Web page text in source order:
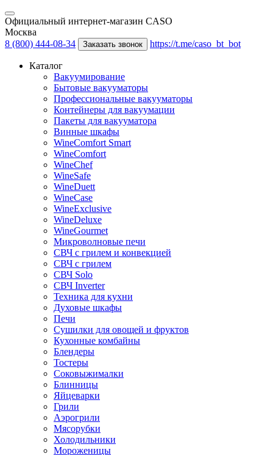
Официальный интернет-магазин CASO
Москва
8 (800) 444-08-34
Заказать звонок https://t.me/caso_bt_bot
Каталог
Вакуумирование
Бытовые вакууматоры
Профессиональные вакууматоры
Контейнеры для вакуумации
Пакеты для вакууматора
Винные шкафы
WineComfort Smart
WineComfort
WineChef
WineSafe
WineDuett
WineCase
WineExclusive
WineDeluxe
WineGourmet
Микроволновые печи
СВЧ с грилем и конвекцией
СВЧ с грилем
СВЧ Solo
СВЧ Inverter
Техника для кухни
Духовые шкафы
Печи
Сушилки для овощей и фруктов
Кухонные комбайны
Блендеры
Тостеры
Соковыжималки
Блинницы
Яйцеварки
Грили
Аэрогрили
Мясорубки
Холодильники
Мороженицы